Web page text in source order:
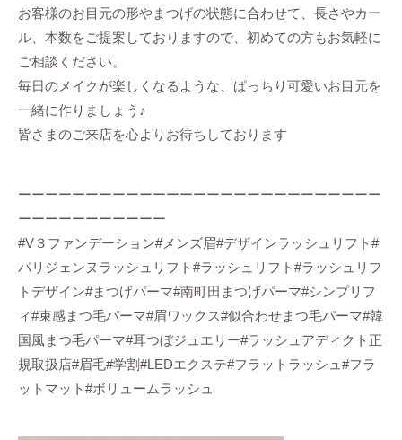
お客様のお目元の形やまつげの状態に合わせて、長さやカー
ル、本数をご提案しておりますので、初めての方もお気軽に
ご相談ください。
毎日のメイクが楽しくなるような、ぱっちり可愛いお目元を
一緒に作りましょう♪
皆さまのご来店を心よりお待ちしております
ーーーーーーーーーーーーーーーーーーーーーーーーーーー
ーーーーーーーーーーー
#V３ファンデーション#メンズ眉#デザインラッシュリフト#
パリジェンヌラッシュリフト#ラッシュリフト#ラッシュリフ
トデザイン#まつげパーマ#南町田まつげパーマ#シンプリフ
ィ#束感まつ毛パーマ#眉ワックス#似合わせまつ毛パーマ#韓
国風まつ毛パーマ#耳つぼジュエリー#ラッシュアディクト正
規取扱店#眉毛#学割#LEDエクステ#フラットラッシュ#フラ
ットマット#ボリュームラッシュ